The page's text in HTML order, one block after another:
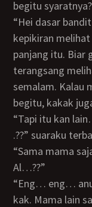
begitu
“Hei dasar bandit cilik, apa kamu pikir kakak kagak
kepikiran
panjang itu. Biar
terangsang
semalam. Kalau
begitu, kakak
“Tapi itu kan lain… lagian mana mungkin.. aku… aku
.??” suaraku
“Sama mama saja kamu bisa, kenapa denganku tidak
Al…??”
“Eng… eng… anu… aa… ya pokoknya nggak bisa
kak. Mama lain